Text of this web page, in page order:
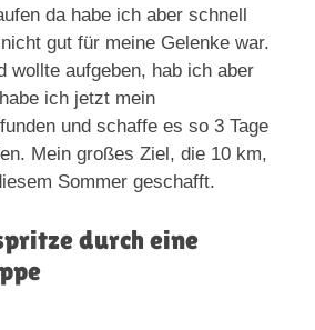
da habe ich aber schnell
gut für meine Gelenke war.
wollte aufgeben, hab ich aber
ich jetzt mein
und schaffe es so 3 Tage
Mein großes Ziel, die 10 km,
Sommer geschafft.
durch eine